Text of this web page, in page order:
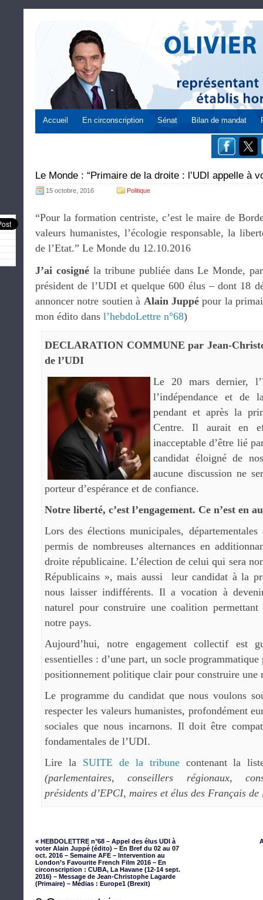
Accueil En circonscription Sénat Bilan de mandat
Le Monde : “Primaire de la droite : l’UDI appelle à
15 octobre, 2016 Politique
“Pour la formation centriste, c’est le maire de
valeurs humanistes, l’écologie responsable, la
de l’Etat.” Le Monde du 12.10.2016
J’ai cosignéla tribune publiée dans Le Monde,
président de l’UDI et quelque 600 élus – dont 18
annoncer notre soutien à Alain Juppé pour la
mon édito dans l’hebdoLettre n°68)
DECLARATION COMMUNE par Jean-
de l’UDI
Le 20 mars dernier,
l’indépendance et de
pendant et après la
Centre. Il aurait en
inacceptable d’être lié
candidat éloigné de
aucune discussion ne
porteur d’espérance et de confiance.
Notre liberté, c’est l’engagement. Ce n’est en
Lors des élections municipales,
permis de nombreuses alternances en
droite républicaine. L’élection de celui qui sera
Républicains », mais aussi leur candidat à la
nous laisser indifférents. Il a vocation à
naturel pour construire une coalition
notre pays.
Aujourd’hui, notre engagement collectif est
essentielles : d’une part, un socle programmatique
positionnement politique clair pour construire une
Le programme du candidat que nous voulons
respecter les valeurs humanistes, profondément
sociales que nous incarnons. Il doit être
fondamentales de l’UDI.
Lire la SUITE de la tribunecontenant la
(parlementaires, conseillers régionaux,
présidents d’EPCI, maires et élus des Français de
« HEBDOLETTRE n°68 – Appel des élus UDI à
voter Alain Juppé (édito) – En Bref du 02 au 07
oct. 2016 – Semaine AFE – Intervention au
London’s Favourite French Film 2016 – En
circonscription : CUBA, La Havane (12-14 sept.
2016) – Message de Jean-Christophe Lagarde
(Primaire) – Médias : Europe1 (Brexit)